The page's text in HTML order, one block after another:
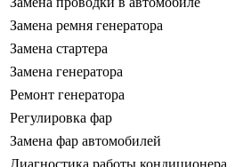
Замена ремня генератора
Замена стартера
Замена генератора
Ремонт генератора
Регулировка фар
Замена фар автомобилей